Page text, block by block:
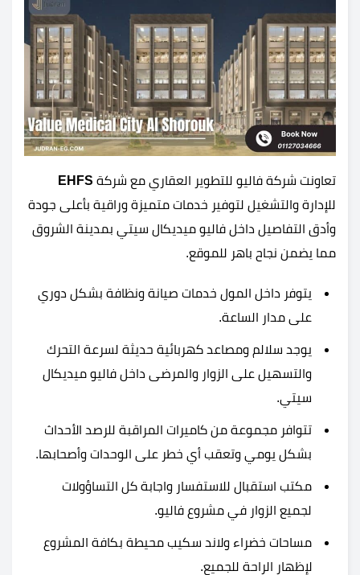
تعاونت شركة فاليو للتطوير العقاري مع شركة EHFS
للإدارة والتشغيل لتوفير خدمات متميزة وراقية بأعلى جودة
وأدق التفاصيل داخل فاليو ميديكال سيتي بمدينة الشروق
مما يضمن نجاح باهر للموقع.
يتوفر داخل المول خدمات صيانة ونظافة بشكل دوري
على مدار الساعة.
يوجد سلالم ومصاعد كهربائية حديثة لسرعة التحرك
والتسهيل على الزوار والمرضى داخل فاليو ميديكال
سيتي.
تتوافر مجموعة من كاميرات المراقبة للرصد الأحداث
بشكل يومي وتعقب أي خطر على الوحدات وأصحابها.
مكتب استقبال للاستفسار واجابة كل التساؤولات
لجميع الزوار في مشروع فاليو.
مساحات خضراء ولاند سكيب محيطة بكافة المشروع
لإظهار الراحة للجميع.